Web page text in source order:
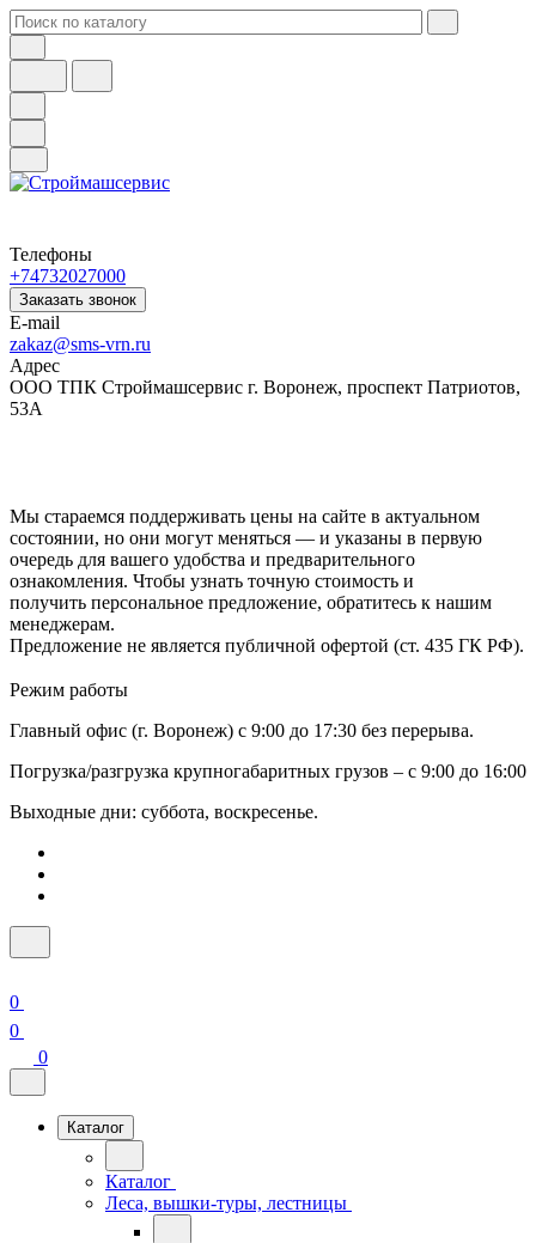
Телефоны
+74732027000
Заказать звонок
E-mail
zakaz@sms-vrn.ru
Адрес
ООО ТПК Строймашсервис г. Воронеж, проспект Патриотов,
53А
Мы стараемся поддерживать цены на сайте в актуальном
состоянии, но они могут меняться — и указаны в первую
очередь для вашего удобства и предварительного
ознакомления. Чтобы узнать точную стоимость и
получить персональное предложение, обратитесь к нашим
менеджерам.
Предложение не является публичной офертой (ст. 435 ГК РФ).
Режим работы
Главный офис (г. Воронеж) с 9:00 до 17:30 без перерыва.
Погрузка/разгрузка крупногабаритных грузов – с 9:00 до 16:00
Выходные дни: суббота, воскресенье.
0
0
0
Каталог
Каталог
Леса, вышки-туры, лестницы